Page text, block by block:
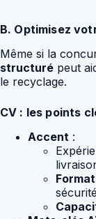
B. Optimisez
Même si la
structuré peut
le recyclage.
CV : les points
Accent :